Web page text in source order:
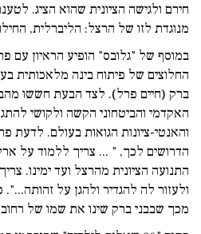
חירם ולגישה הציונית שהוא הציג.
מנוגדת לזו של הרצל: הליברלית,
במוסף של "גלובס" הופיע הראיון עם
החלוצים של פיתוח בינה מלאכותית
ברק (חיים פרל). לצד הבעת חששו
האקדמי והביטחוני הקשה ולקושי
והאנטי-ציונות הגואות בעולם.
הדרושים לכך, " ... צריך ללמוד על
התנועה הציונית מהרצל ועד ימינו.
ולעזור לה להגדיר ולהגן על
מכך שבבני ברק שינו את שמו של